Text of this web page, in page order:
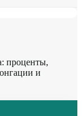
проценты,
и